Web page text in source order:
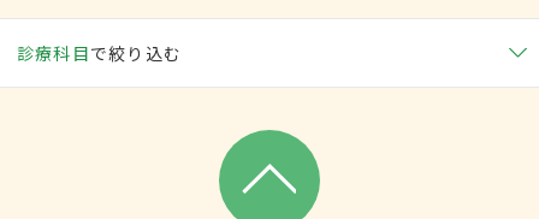
診療科目で絞り込む